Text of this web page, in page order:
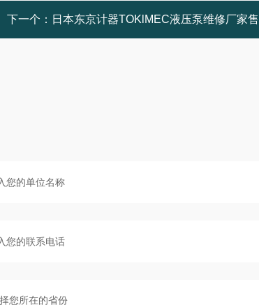
下一个： 日本东京计器TOKlMEC液压泵维修厂家